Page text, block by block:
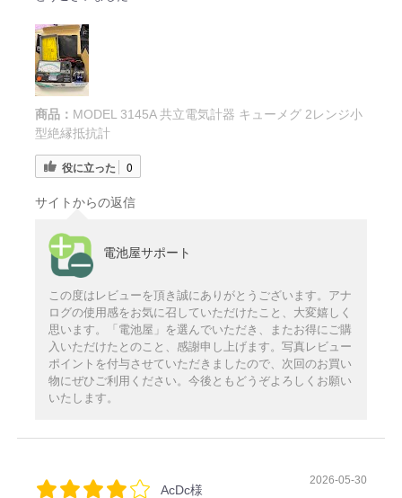
商品： MODEL 3145A 共立電気計器 キューメグ 2レンジ小
型絶縁抵抗計
役に立った 0
サイトからの返信
電池屋サポート
この度はレビューを頂き誠にありがとうございます。アナ
ログの使用感をお気に召していただけたこと、大変嬉しく
思います。「電池屋」を選んでいただき、またお得にご購
入いただけたとのこと、感謝申し上げます。写真レビュー
ポイントを付与させていただきましたので、次回のお買い
物にぜひご利用ください。今後ともどうぞよろしくお願い
いたします。
AcDc様
2026-05-30